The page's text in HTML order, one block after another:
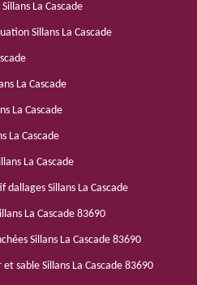
La Cascade
Sillans La Cascade
La Cascade
La Cascade
La Cascade
La Cascade
Sillans La Cascade
La Cascade 83690
Sillans La Cascade 83690
sable Sillans La Cascade 83690